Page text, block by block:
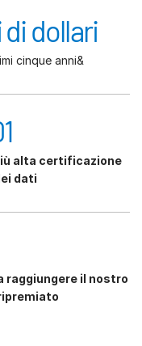
dollari
cinque anni&
alta certificazione
dati
raggiungere il nostro